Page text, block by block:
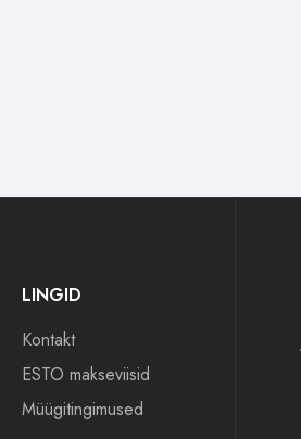
LINGID
Kontakt
ESTO makseviisid
Müügitingimused